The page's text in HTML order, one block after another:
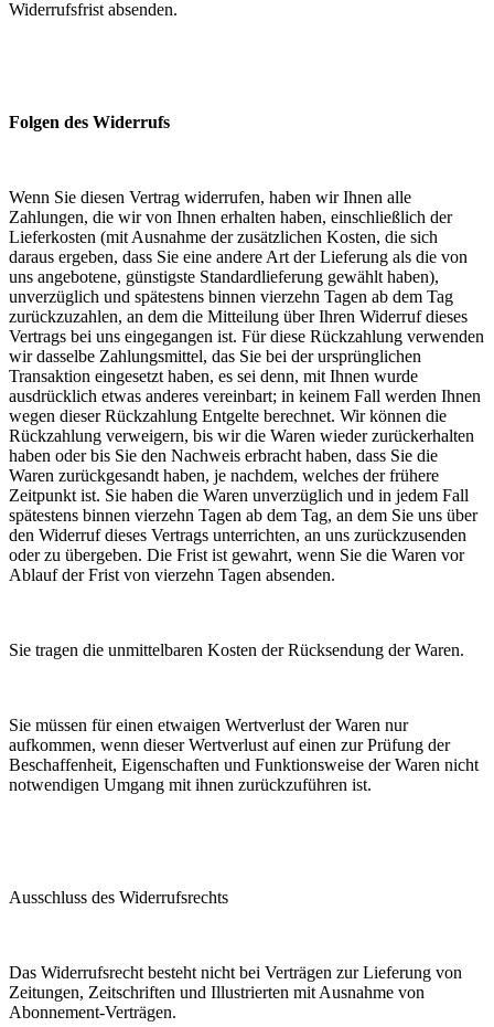
Widerrufsfrist absenden.
Folgen des Widerrufs
Wenn Sie diesen Vertrag widerrufen, haben wir Ihnen alle
Zahlungen, die wir von Ihnen erhalten haben, einschließlich der
Lieferkosten (mit Ausnahme der zusätzlichen Kosten, die sich
daraus ergeben, dass Sie eine andere Art der Lieferung als die von
uns angebotene, günstigste Standardlieferung gewählt haben),
unverzüglich und spätestens binnen vierzehn Tagen ab dem Tag
zurückzuzahlen, an dem die Mitteilung über Ihren Widerruf dieses
Vertrags bei uns eingegangen ist. Für diese Rückzahlung verwenden
wir dasselbe Zahlungsmittel, das Sie bei der ursprünglichen
Transaktion eingesetzt haben, es sei denn, mit Ihnen wurde
ausdrücklich etwas anderes vereinbart; in keinem Fall werden Ihnen
wegen dieser Rückzahlung Entgelte berechnet. Wir können die
Rückzahlung verweigern, bis wir die Waren wieder zurückerhalten
haben oder bis Sie den Nachweis erbracht haben, dass Sie die
Waren zurückgesandt haben, je nachdem, welches der frühere
Zeitpunkt ist. Sie haben die Waren unverzüglich und in jedem Fall
spätestens binnen vierzehn Tagen ab dem Tag, an dem Sie uns über
den Widerruf dieses Vertrags unterrichten, an uns zurückzusenden
oder zu übergeben. Die Frist ist gewahrt, wenn Sie die Waren vor
Ablauf der Frist von vierzehn Tagen absenden.
Sie tragen die unmittelbaren Kosten der Rücksendung der Waren.
Sie müssen für einen etwaigen Wertverlust der Waren nur
aufkommen, wenn dieser Wertverlust auf einen zur Prüfung der
Beschaffenheit, Eigenschaften und Funktionsweise der Waren nicht
notwendigen Umgang mit ihnen zurückzuführen ist.
Ausschluss des Widerrufsrechts
Das Widerrufsrecht besteht nicht bei Verträgen zur Lieferung von
Zeitungen, Zeitschriften und Illustrierten mit Ausnahme von
Abonnement-Verträgen.